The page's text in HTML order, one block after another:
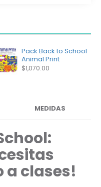
Pack Back to School
Animal Print
$1,070.00
MEDIDAS
a clases!